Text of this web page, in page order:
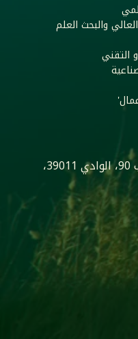
18 فيفري، الشهداء ص.ب 90، الوادي 39011،